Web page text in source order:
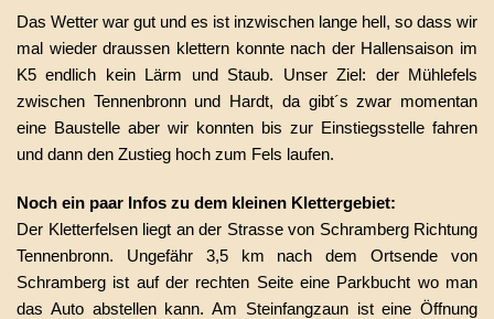
Das Wetter war gut und es ist inzwischen lange hell, so dass wir
mal wieder draussen klettern konnte nach der Hallensaison im
K5 endlich kein Lärm und Staub. Unser Ziel: der Mühlefels
zwischen Tennenbronn und Hardt, da gibt´s zwar momentan
eine Baustelle aber wir konnten bis zur Einstiegsstelle fahren
und dann den Zustieg hoch zum Fels laufen.
Noch ein paar Infos zu dem kleinen Klettergebiet:
Der Kletterfelsen liegt an der Strasse von Schramberg Richtung
Tennenbronn. Ungefähr 3,5 km nach dem Ortsende von
Schramberg ist auf der rechten Seite eine Parkbucht wo man
das Auto abstellen kann. Am Steinfangzaun ist eine Öffnung